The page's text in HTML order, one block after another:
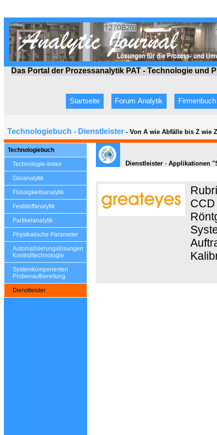
Das Portal der Prozessanalytik PAT - Technologie und
Startseite Forum Analytik Firmenbuch
Technologiebuch - Dienstleister - Von A wie Abfälle bis Z wie
Technologiebuch
Technologie-Index
Gasanalytik
Flüssigkeitsanalytik
Feststoffanalytik
Partikelanalytik
Physikalische Parameter
Automatisierungslösungen
Kontrolltechnologie
Systemkomponenten
Probenaufbereitung
Dienstleister
Dienstleister - Applikationen